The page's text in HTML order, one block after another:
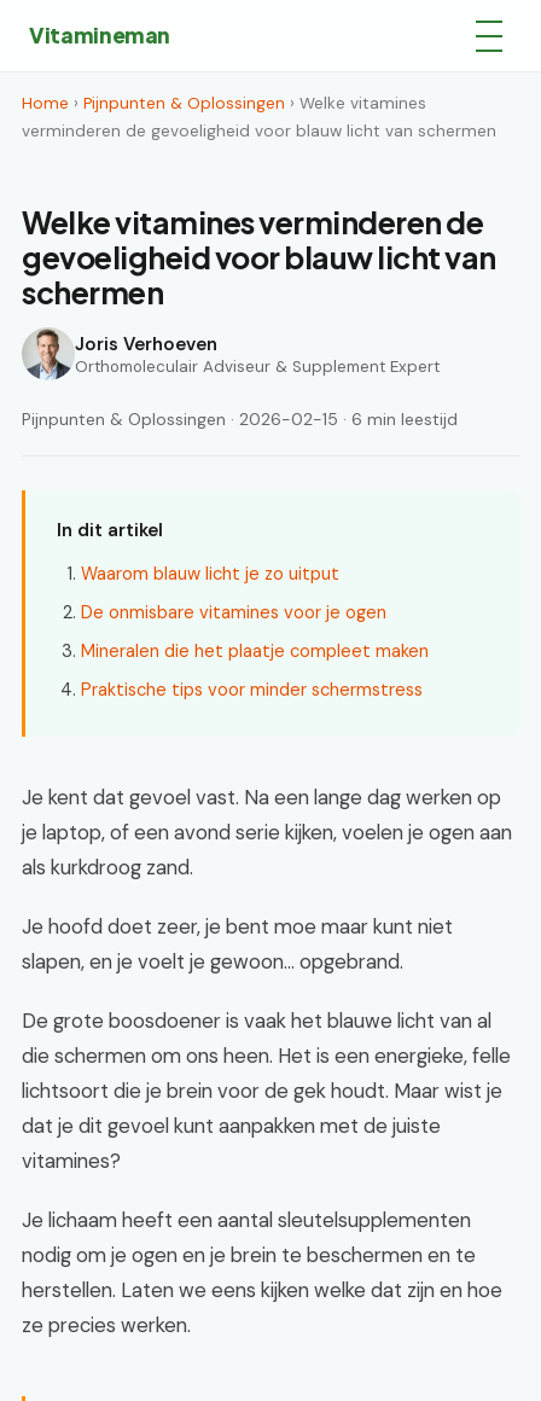
Vitamineman
Home › Pijnpunten & Oplossingen › Welke vitamines
verminderen de gevoeligheid voor blauw licht van schermen
Welke vitamines verminderen de
gevoeligheid voor blauw licht van
schermen
Joris Verhoeven
Orthomoleculair Adviseur & Supplement Expert
Pijnpunten & Oplossingen · 2026-02-15 · 6 min leestijd
In dit artikel
Waarom blauw licht je zo uitput
De onmisbare vitamines voor je ogen
Mineralen die het plaatje compleet maken
Praktische tips voor minder schermstress
Je kent dat gevoel vast. Na een lange dag werken op
je laptop, of een avond serie kijken, voelen je ogen aan
als kurkdroog zand.
Je hoofd doet zeer, je bent moe maar kunt niet
slapen, en je voelt je gewoon… opgebrand.
De grote boosdoener is vaak het blauwe licht van al
die schermen om ons heen. Het is een energieke, felle
lichtsoort die je brein voor de gek houdt. Maar wist je
dat je dit gevoel kunt aanpakken met de juiste
vitamines?
Je lichaam heeft een aantal sleutelsupplementen
nodig om je ogen en je brein te beschermen en te
herstellen. Laten we eens kijken welke dat zijn en hoe
ze precies werken.